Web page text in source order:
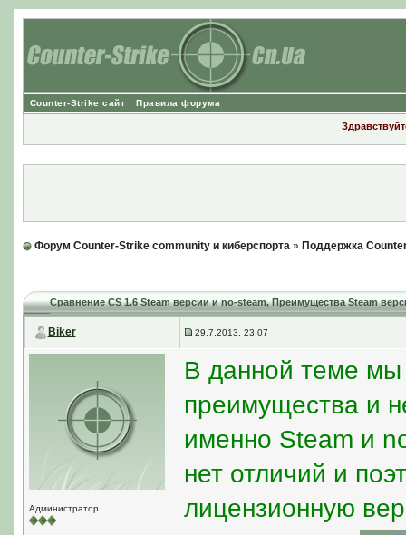
Counter-Strike сайт Правила форума
Форум Counter-Strike community и киберспорта» Поддержка
Сравнение CS 1.6 Steam версии и no-steam, Преимущества Steam
Biker 29.7.2013, 23:07
Администратор
В данной теме мы
преимущества и
именно Steam и
нет отличий и
лицензионную